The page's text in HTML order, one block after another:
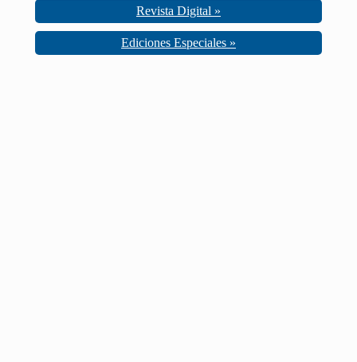
Revista Digital »
Ediciones Especiales »